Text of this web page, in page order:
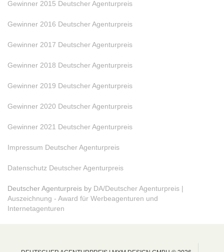
Gewinner 2015 Deutscher Agenturpreis
Gewinner 2016 Deutscher Agenturpreis
Gewinner 2017 Deutscher Agenturpreis
Gewinner 2018 Deutscher Agenturpreis
Gewinner 2019 Deutscher Agenturpreis
Gewinner 2020 Deutscher Agenturpreis
Gewinner 2021 Deutscher Agenturpreis
Impressum Deutscher Agenturpreis
Datenschutz Deutscher Agenturpreis
Deutscher Agenturpreis by DA/Deutscher Agenturpreis |
Auszeichnung - Award für Werbeagenturen und
Internetagenturen